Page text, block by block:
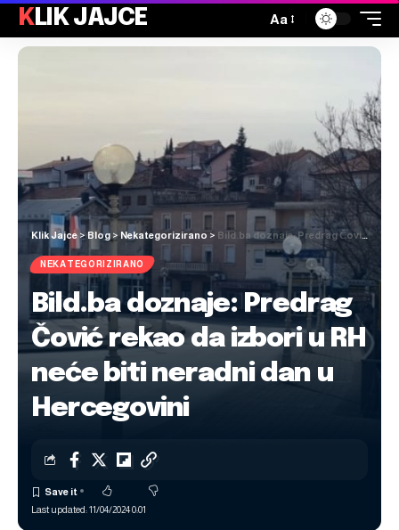
KLIK JAJCE Aa
Klik Jajce> Blog > Nekategorizirano > Bild.ba doznaje: Predrag Čović rekao da izbori u RH neće biti neradni dan u Hercegovini
NEKATEGORIZIRANO
Bild.ba doznaje: Predrag
Čović rekao da izbori u RH
neće biti neradni dan u
Hercegovini
Last updated: 11/04/2024 0:01